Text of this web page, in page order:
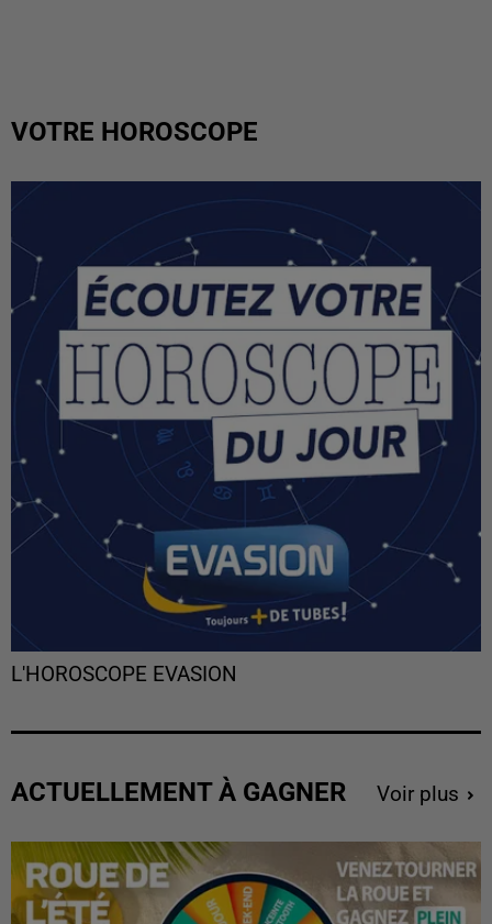
VOTRE HOROSCOPE
L'HOROSCOPE EVASION
ACTUELLEMENT À GAGNER Voir plus